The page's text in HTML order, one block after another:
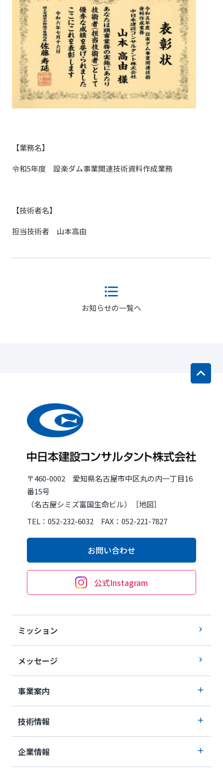
【業務名】
令和5年度 設楽ダム事業関連技術資料作成業務
【技術者名】
担当技術者 山本高由
お知らせの一覧へ
〒460-0002 愛知県名古屋市中区丸の内一丁目16
番15号
（名古屋シミズ富国生命ビル）［地図］
TEL：052-232-6032 FAX：052-221-7827
お問い合わせ
公式Instagram
ミッション
メッセージ
事業案内
技術情報
企業情報